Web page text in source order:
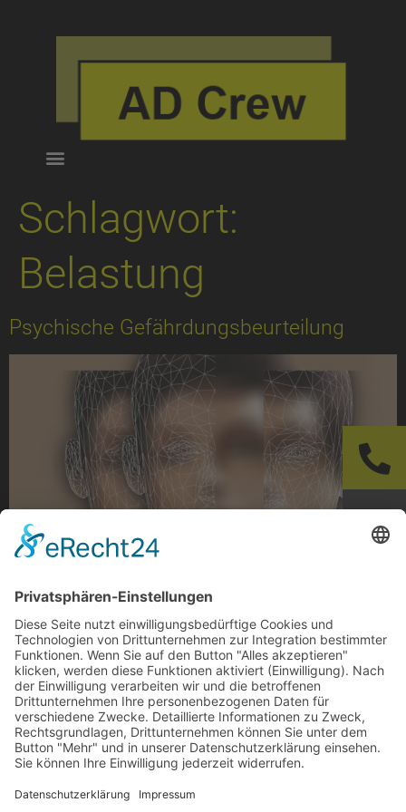
Schlagwort:
Belastung
Psychische Gefährdungs­beurteilung
Die Gefährdungsbeurteilung ist im
der Prävention von Arbeitsunfällen und
arbeitsbedingten Gesundheitsgefahren sowie der
menschengerechten Gestaltung der Arbeit (§2
ArbSchG). Bei der Gefährdungsbeurteilung
„psychischer Belastung“ im […]